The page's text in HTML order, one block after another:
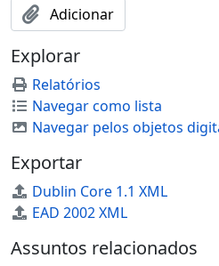
Adicionar
Explorar
Relatórios
Navegar como lista
Navegar pelos objetos
Exportar
Dublin Core 1.1 XML
EAD 2002 XML
Assuntos relacionados